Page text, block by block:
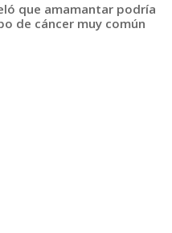
que amamantar podría
de cáncer muy común